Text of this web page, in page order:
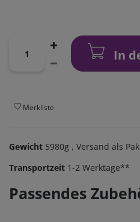
In
Merkliste
Gewicht 5980g , Versand als
Transportzeit 1-2 Werktage**
Passendes